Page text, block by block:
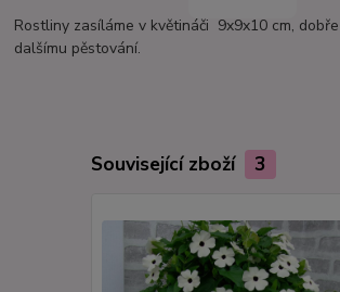
Rostliny zasíláme v květináči 9x9x10 cm,
dalšímu pěstování.
Související zboží 3